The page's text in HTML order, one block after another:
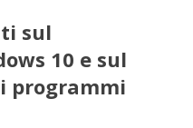
sul
10 e sul
programmi